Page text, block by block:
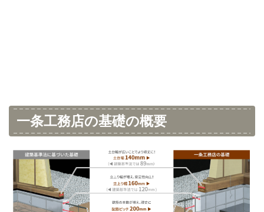
一条工務店の基礎の概要